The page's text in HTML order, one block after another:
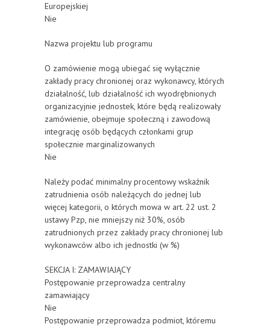
Europejskiej
Nie
Nazwa projektu lub programu
O zamówienie mogą ubiegać się wyłącznie
zakłady pracy chronionej oraz wykonawcy, których
działalność, lub działalność ich wyodrębnionych
organizacyjnie jednostek, które będą realizowały
zamówienie, obejmuje społeczną i zawodową
integrację osób będących członkami grup
społecznie marginalizowanych
Nie
Należy podać minimalny procentowy wskaźnik
zatrudnienia osób należących do jednej lub
więcej kategorii, o których mowa w art. 22 ust. 2
ustawy Pzp, nie mniejszy niż 30%, osób
zatrudnionych przez zakłady pracy chronionej lub
wykonawców albo ich jednostki (w %)
SEKCJA I: ZAMAWIAJĄCY
Postępowanie przeprowadza centralny
zamawiający
Nie
Postępowanie przeprowadza podmiot, któremu